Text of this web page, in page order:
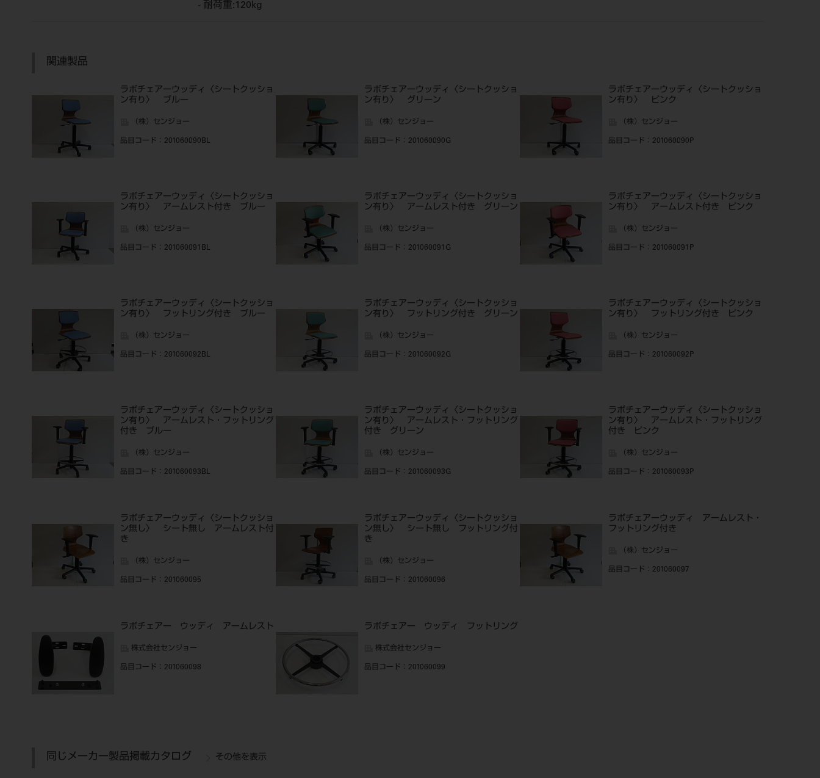
- 耐荷重:120kg
関連製品
ラボチェアーウッディ〈シートクッショ
ン有り〉 ブルー
（株）センジョー
品目コード ：201060090BL
ラボチェアーウッディ〈シートクッショ
ン有り〉 グリーン
（株）センジョー
品目コード ：201060090G
ラボチェアーウッディ〈シートクッショ
ン有り〉 ピンク
（株）センジョー
品目コード ：201060090P
ラボチェアーウッディ〈シートクッショ
ン有り〉 アームレスト付き ブルー
（株）センジョー
品目コード ：201060091BL
ラボチェアーウッディ〈シートクッショ
ン有り〉 アームレスト付き グリーン
（株）センジョー
品目コード ：201060091G
ラボチェアーウッディ〈シートクッショ
ン有り〉 アームレスト付き ピンク
（株）センジョー
品目コード ：201060091P
ラボチェアーウッディ〈シートクッショ
ン有り〉 フットリング付き ブルー
（株）センジョー
品目コード ：201060092BL
ラボチェアーウッディ〈シートクッショ
ン有り〉 フットリング付き グリーン
（株）センジョー
品目コード ：201060092G
ラボチェアーウッディ〈シートクッショ
ン有り〉 フットリング付き ピンク
（株）センジョー
品目コード ：201060092P
ラボチェアーウッディ〈シートクッショ
ン有り〉 アームレスト・フットリング
付き ブルー
（株）センジョー
品目コード ：201060093BL
ラボチェアーウッディ〈シートクッショ
ン有り〉 アームレスト・フットリング
付き グリーン
（株）センジョー
品目コード ：201060093G
ラボチェアーウッディ〈シートクッショ
ン有り〉 アームレスト・フットリング
付き ピンク
（株）センジョー
品目コード ：201060093P
ラボチェアーウッディ〈シートクッショ
ン無し〉 シート無し アームレスト付
き
（株）センジョー
品目コード ：201060095
ラボチェアーウッディ〈シートクッショ
ン無し〉 シート無し フットリング付
き
（株）センジョー
品目コード ：201060096
ラボチェアーウッディ アームレスト・
フットリング付き
（株）センジョー
品目コード ：201060097
ラボチェアー ウッディ アームレスト
株式会社センジョー
品目コード ：201060098
ラボチェアー ウッディ フットリング
株式会社センジョー
品目コード ：201060099
同じメーカー製品掲載カタログ その他を表示